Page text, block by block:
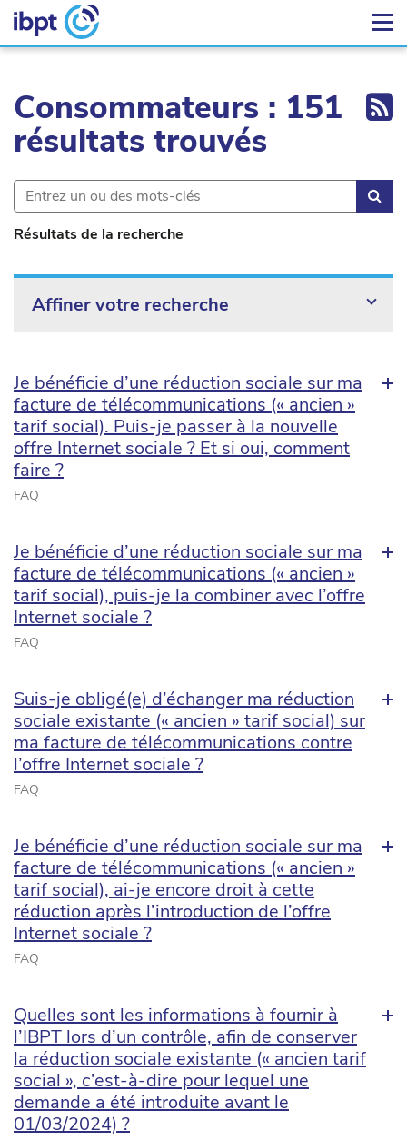
Consommateurs : 151
résultats trouvés
Résultats de la recherche
Affiner votre recherche
Je bénéficie d’une réduction sociale sur ma
facture de télécommunications (« ancien »
tarif social). Puis-je passer à la nouvelle
offre Internet sociale ? Et si oui, comment
faire ?
FAQ
Je bénéficie d’une réduction sociale sur ma
facture de télécommunications (« ancien »
tarif social), puis-je la combiner avec l’offre
Internet sociale ?
FAQ
Suis-je obligé(e) d’échanger ma réduction
sociale existante (« ancien » tarif social) sur
ma facture de télécommunications contre
l’offre Internet sociale ?
FAQ
Je bénéficie d’une réduction sociale sur ma
facture de télécommunications (« ancien »
tarif social), ai-je encore droit à cette
réduction après l’introduction de l’offre
Internet sociale ?
FAQ
Quelles sont les informations à fournir à
l’IBPT lors d’un contrôle, afin de conserver
la réduction sociale existante (« ancien tarif
social », c’est-à-dire pour lequel une
demande a été introduite avant le
01/03/2024) ?